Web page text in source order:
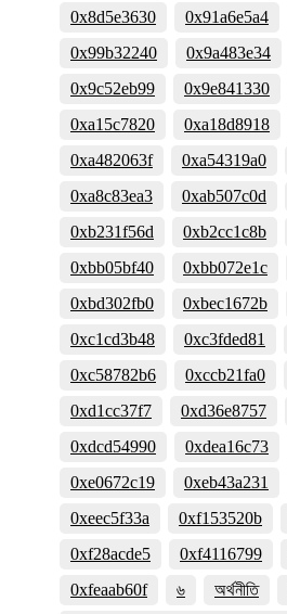
0x8d5e3630
0x91a6e5a4
0x99b32240
0x9a483e34
0x9c52eb99
0x9e841330
0xa15c7820
0xa18d8918
0xa482063f
0xa54319a0
0xa8c83ea3
0xab507c0d
0xb231f56d
0xb2cc1c8b
0xbb05bf40
0xbb072e1c
0xbd302fb0
0xbec1672b
0xc1cd3b48
0xc3fded81
0xc58782b6
0xccb21fa0
0xd1cc37f7
0xd36e8757
0xdcd54990
0xdea16c73
0xe0672c19
0xeb43a231
0xeec5f33a
0xf153520b
0xf28acde5
0xf4116799
0xfeaab60f
৬ অর্থনীতি